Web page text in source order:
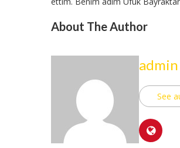
About The Author
admin
See